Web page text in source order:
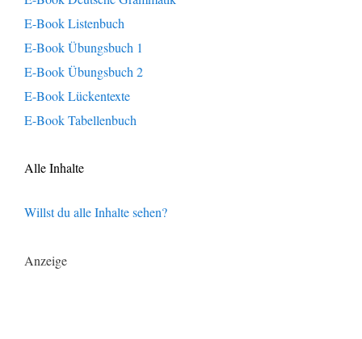
E-Book Listenbuch
E-Book Übungsbuch 1
E-Book Übungsbuch 2
E-Book Lückentexte
E-Book Tabellenbuch
Alle Inhalte
Willst du alle Inhalte sehen?
Anzeige